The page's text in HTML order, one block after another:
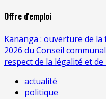
Offre d'emploi
Kananga : ouverture de
2026 du Conseil
respect de la légalité et
actualité
politique